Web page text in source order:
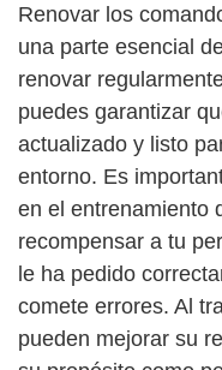
Renovar los
una parte esencial
renovar
puedes garantizar
actualizado y listo
entorno. Es
en el entrenamiento
recompensar a tu
le ha pedido
comete errores. Al
pueden mejorar su